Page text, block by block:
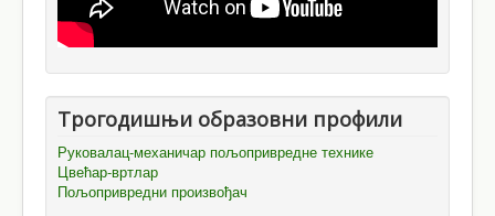
Трогодишњи образовни профили
Руковалац-механичар пољопривредне технике
Цвећар-вртлар
Пољопривредни произвођач